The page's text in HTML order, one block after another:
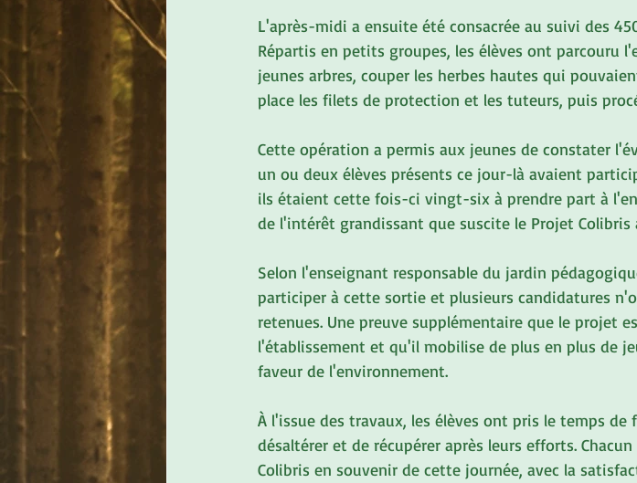
L'après-midi a ensuite été consacrée au suivi des
Répartis en petits groupes, les élèves ont parcouru
jeunes arbres, couper les herbes hautes qui
place les filets de protection et les tuteurs, puis
Cette opération a permis aux jeunes de constater
un ou deux élèves présents ce jour-là avaient
ils étaient cette fois-ci vingt-six à prendre part à
de l'intérêt grandissant que suscite le Projet Colibris
Selon l'enseignant responsable du jardin
participer à cette sortie et plusieurs candidatures
retenues. Une preuve supplémentaire que le projet
l'établissement et qu'il mobilise de plus en plus de
faveur de l'environnement.
À l'issue des travaux, les élèves ont pris le temps
désaltérer et de récupérer après leurs efforts.
Colibris en souvenir de cette journée, avec la